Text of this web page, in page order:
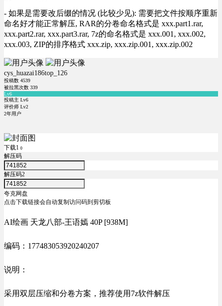
- 如果是需要改后缀的情况 (比较少见): 需要把文件按顺序重新
命名好才能正常解压, RAR的分卷命名格式是 xxx.part1.rar,
xxx.part2.rar, xxx.part3.rar, 7z的命名格式是 xxx.001, xxx.002,
xxx.003, ZIP的排序格式 xxx.zip, xxx.zip.001, xxx.zip.002
cys_huazai186top_126
投稿数 4539
被拉黑次数 339
Lv6
投稿主 Lv6
评价师 Lv2
2年用户
下载1 0
解压码
解压码2
夸克网盘
点击下载链接会自动复制访问码到剪切板
AI绘画 天龙八部-王语嫣 40P [938M]
编码：177483053920240207
说明：
采用双层压缩和分卷方案，推荐使用7z软件解压